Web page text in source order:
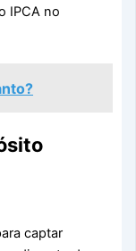
IPCA no
captar